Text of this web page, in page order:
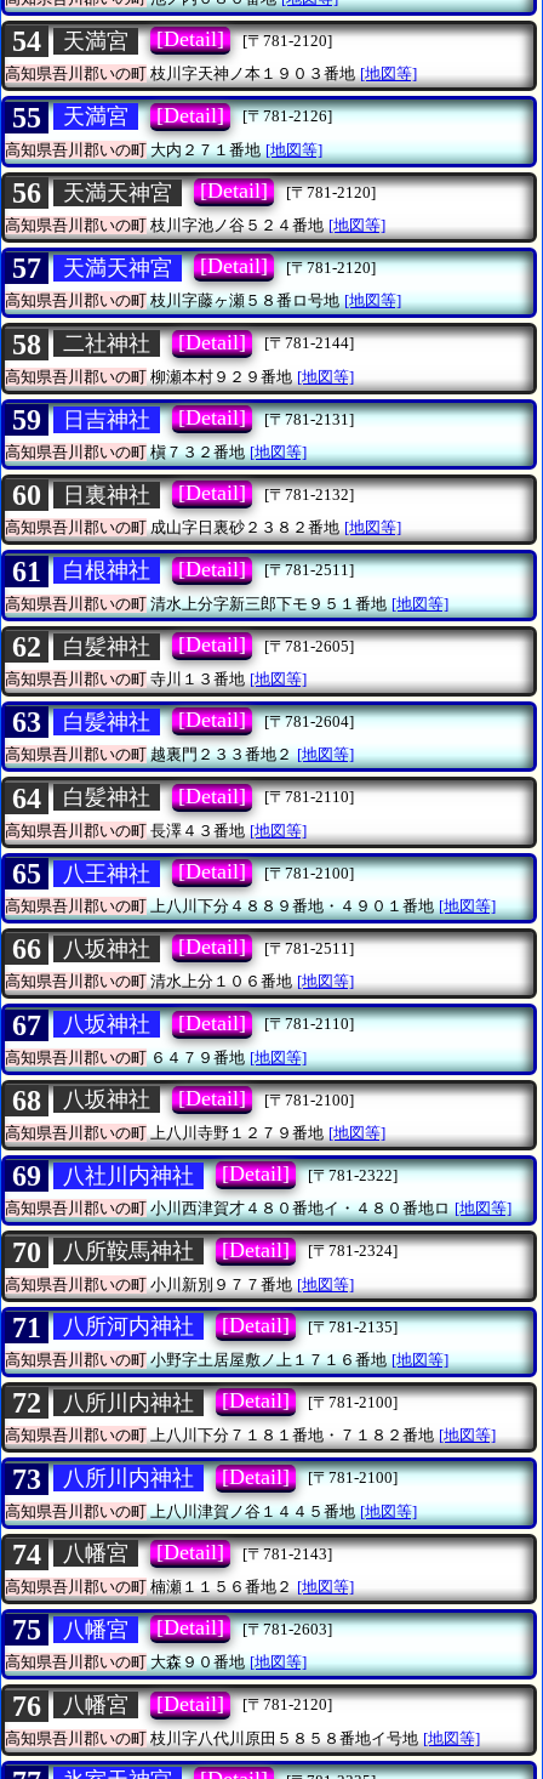
54 天満宮 [Detail]
[〒781-2120]
高知県吾川郡いの町枝川字天神ノ本１９０３番地 [地図等]
55 天満宮 [Detail]
[〒781-2126]
高知県吾川郡いの町大内２７１番地 [地図等]
56 天満天神宮 [Detail]
[〒781-2120]
高知県吾川郡いの町枝川字池ノ谷５２４番地 [地図等]
57 天満天神宮 [Detail]
[〒781-2120]
高知県吾川郡いの町枝川字藤ヶ瀬５８番ロ号地 [地図等]
58 二社神社 [Detail]
[〒781-2144]
高知県吾川郡いの町 柳瀬本村９２９番地 [地図等]
59 日吉神社 [Detail]
[〒781-2131]
高知県吾川郡いの町槇７３２番地 [地図等]
60 日裏神社 [Detail]
[〒781-2132]
高知県吾川郡いの町成山字日裏砂２３８２番地 [地図等]
61 白根神社 [Detail]
[〒781-2511]
高知県吾川郡いの町清水上分字新三郎下モ９５１番地 [地図等]
62 白髪神社 [Detail]
[〒781-2605]
高知県吾川郡いの町寺川１３番地 [地図等]
63 白髪神社 [Detail]
[〒781-2604]
高知県吾川郡いの町越裏門２３３番地２ [地図等]
64 白髪神社 [Detail]
[〒781-2110]
高知県吾川郡いの町 長澤４３番地 [地図等]
65 八王神社 [Detail]
[〒781-2100]
高知県吾川郡いの町上八川下分４８８９番地・４９０１番地 [地図等]
66 八坂神社 [Detail]
[〒781-2511]
高知県吾川郡いの町清水上分１０６番地 [地図等]
67 八坂神社 [Detail]
[〒781-2110]
高知県吾川郡いの町６４７９番地 [地図等]
68 八坂神社 [Detail]
[〒781-2100]
高知県吾川郡いの町 上八川寺野１２７９番地 [地図等]
69 八社川内神社 [Detail]
[〒781-2322]
高知県吾川郡いの町小川西津賀才４８０番地イ・４８０番地ロ [地図等]
70 八所鞍馬神社 [Detail]
[〒781-2324]
高知県吾川郡いの町 小川新別９７７番地 [地図等]
71 八所河内神社 [Detail]
[〒781-2135]
高知県吾川郡いの町小野字土居屋敷ノ上１７１６番地 [地図等]
72 八所川内神社 [Detail]
[〒781-2100]
高知県吾川郡いの町上八川下分７１８１番地・７１８２番地 [地図等]
73 八所川内神社 [Detail]
[〒781-2100]
高知県吾川郡いの町上八川津賀ノ谷１４４５番地 [地図等]
74 八幡宮 [Detail]
[〒781-2143]
高知県吾川郡いの町 楠瀬１１５６番地２ [地図等]
75 八幡宮 [Detail]
[〒781-2603]
高知県吾川郡いの町大森９０番地 [地図等]
76 八幡宮 [Detail]
[〒781-2120]
高知県吾川郡いの町 枝川字八代川原田５８５８番地イ号地 [地図等]